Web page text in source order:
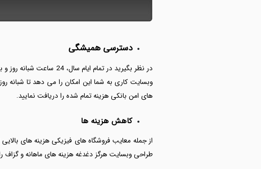
دسترسی همیشگی
در نظر بگیرید در
وبسایت کاری به شما این امکان را می دهد تا شبانه
های امن بانکی هزینه تمام شده را دریافت نمایید.
کاهش هزینه ها
از جمله معایب فروشگاه های فیزیکی هزینه های
طراحی وبسایت هرگز دغدغه هزینه های ماهانه و گزاف